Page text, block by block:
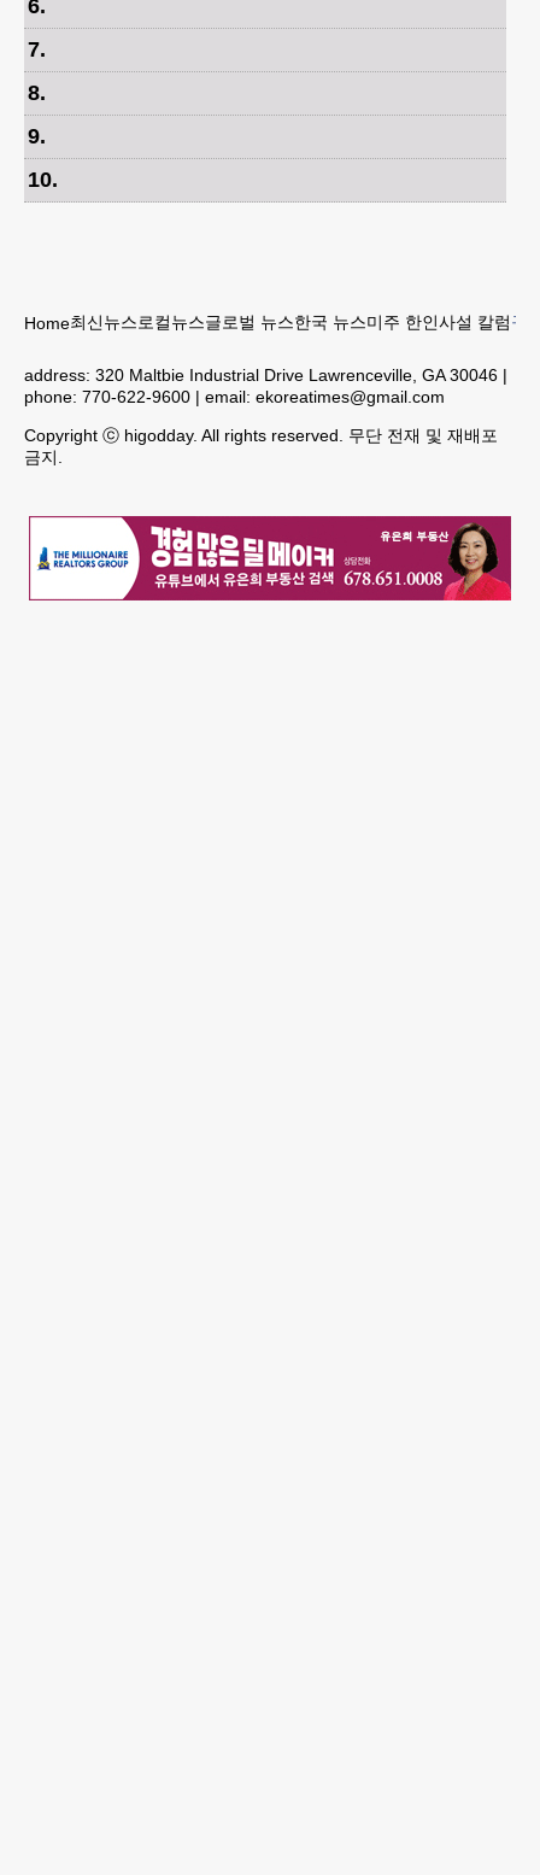
6.
7.
8.
9.
10.
Home최신뉴스로컬뉴스글로벌 뉴스한국 뉴스미주 한인사설 칼럼구
address: 320 Maltbie Industrial Drive Lawrenceville, GA 30046 |
phone: 770-622-9600 | email: ekoreatimes@gmail.com
Copyright ⓒ higodday. All rights reserved. 무단 전재 및 재배포
금지.